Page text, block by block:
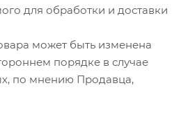
для обработки и доставки
может быть изменена
порядке в случае
по мнению Продавца,